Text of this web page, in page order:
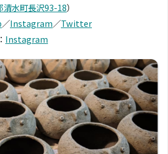
清水町長沢93-18）
／Instagram／Twitter
Instagram